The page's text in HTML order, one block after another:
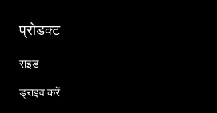
प्रोडक्ट
राइड
ड्राइव करें